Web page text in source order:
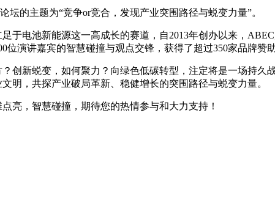
坛的主题为“竞争or竞合，发现产业突围路径与蜕变力量”。
于电池新能源这一高成长的赛道，自2013年创办以来，
位演讲嘉宾的智慧碰撞与观点交锋，获得了超过350家品牌赞
创新蜕变，如何聚力？向绿色低碳转型，注定将是一场持
明，共探产业破局革新、稳健增长的突围路径与蜕变力量。
亮，智慧碰撞，期待您的热情参与和大力支持！